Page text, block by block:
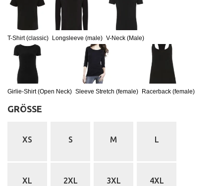
T-Shirt (classic) Longsleeve (male) V-Neck (Male)
Girlie-Shirt (Open Neck) Sleeve Stretch (female) Racerback (female)
GRÖSSE
XS S M L
XL 2XL 3XL 4XL